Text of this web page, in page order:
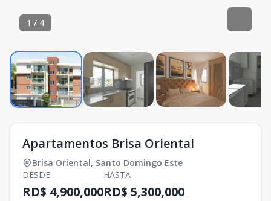
1 / 4
Apartamentos Brisa Oriental
Brisa Oriental, Santo Domingo Este
DESDE
RD$ 4,900,000
HASTA
RD$ 5,300,000